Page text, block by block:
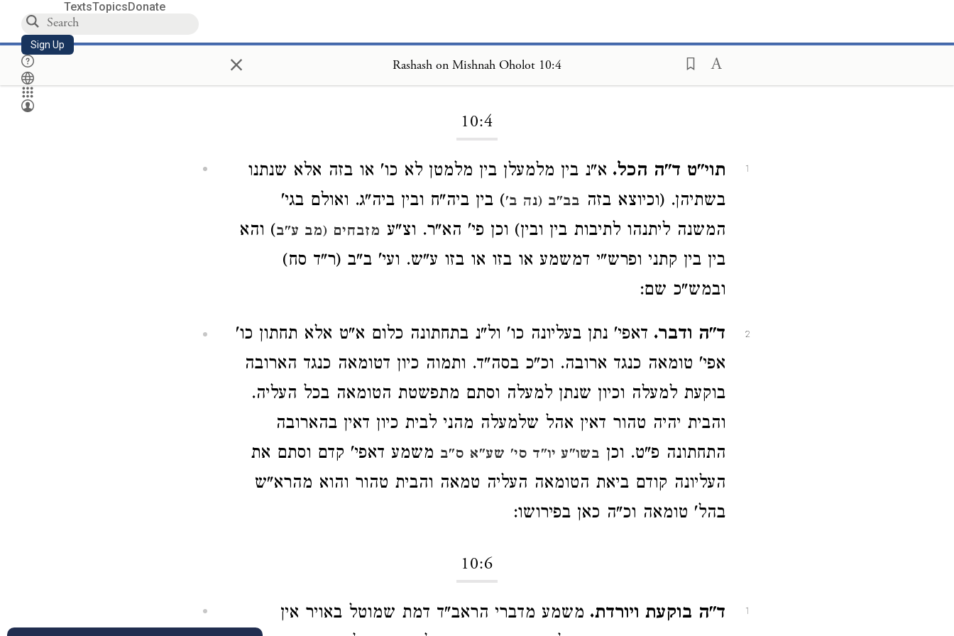
TextsTopicsDonate
Sign Up × Rashash on Mishnah Oholot 10:4
10:4
1 תוי"ט ד"ה הכל. א"נ בין מלמעלן בין מלמטן לא כו' או בזה אלא שנתנו
בשתיהן. (וכיוצא בזה בב"ב (נה ב') בין ביה"ח ובין ביה"ג. ואולם בגי'
המשנה ליתנהו לתיבות בין ובין) וכן פי' הא"ר. וצ"ע מזבחים (מב ע"ב) והא
בין בין קתני ופרש"י דמשמע או בזו או בזו ע"ש. ועי' ב"ב (ר"ד סח)
ובמש"כ שם:
2 ד"ה ודבר. דאפי' נתן בעליונה כו' ול"נ בתחתונה כלום א"ט אלא תחתון כו'
אפי' טומאה כנגד ארובה. וכ"כ בסה"ד. ותמוה כיון דטומאה כנגד הארובה
בוקעת למעלה וכיון שנתן למעלה וסתם מתפשטת הטומאה בכל העליה.
והבית יהיה טהור דאין אהל שלמעלה מהני לבית כיון דאין בהארובה
התחתונה פ"ט. וכן בשו"ע יו"ד סי' שע"א ס"ב משמע דאפי' קדם וסתם את
העליונה קודם ביאת הטומאה העליה טמאה והבית טהור והוא מהרא"ש
בהל' טומאה וכ"ה כאן בפירושו:
10:6
1 ד"ה בוקעת ויורדת. משמע מדברי הראב"ד דמת שמוטל באויר אין